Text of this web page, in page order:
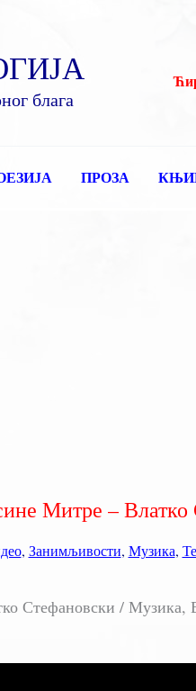
блага
ПРОЗА
Митре –
, Занимљивости, Музика,
Стефановски / Музика,